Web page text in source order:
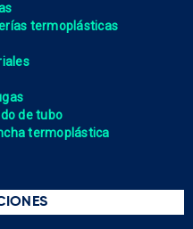
termoplásticas
de tubo
termoplástica